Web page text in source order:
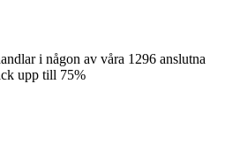
i någon av våra 1296 anslutna
upp till 75%